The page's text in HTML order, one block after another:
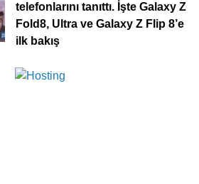
telefonlarını tanıttı. İşte Galaxy Z
Fold8, Ultra ve Galaxy Z Flip 8’e
ilk bakış